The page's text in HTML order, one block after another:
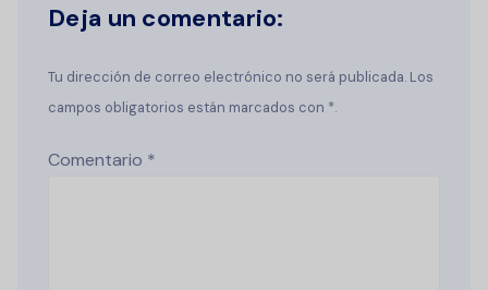
Deja un comentario:
Tu dirección de correo electrónico no será publicada. Los
campos obligatorios están marcados con *.
Comentario *